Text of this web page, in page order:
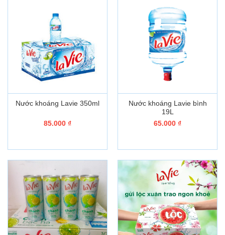
Nước khoáng Lavie 350ml
85.000 ₫
Nước khoáng Lavie bình
19L
65.000 ₫